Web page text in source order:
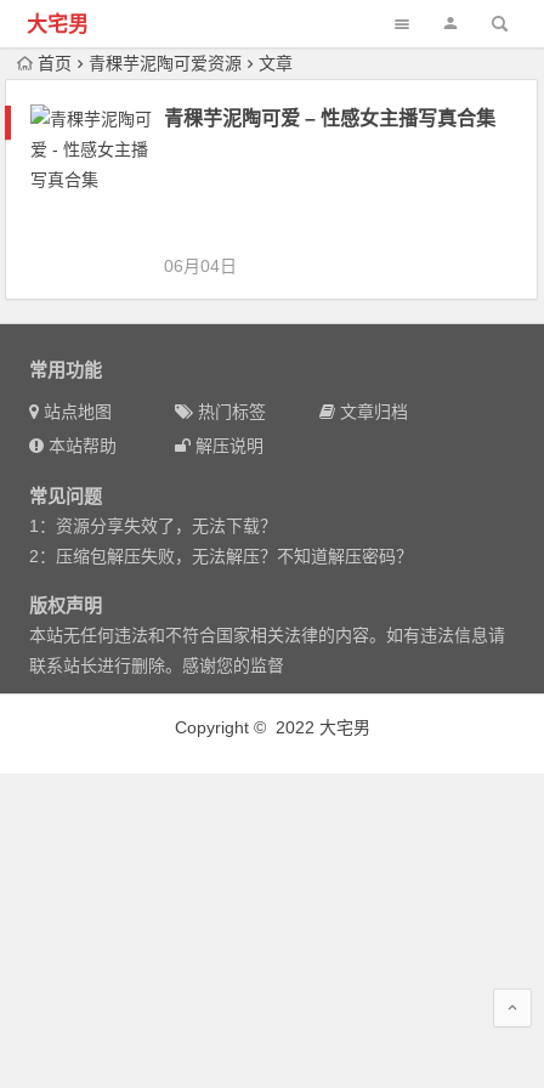
大宅男
首页 青稞芋泥陶可爱资源 文章
青稞芋泥陶可爱 – 性感女主播写真合集
06月04日
常用功能
站点地图 热门标签
文章归档
本站帮助
解压说明
常见问题
1：资源分享失效了，无法下载？
2：压缩包解压失败，无法解压？不知道解压密码？
版权声明
本站无任何违法和不符合国家相关法律的内容。如有违法信息请
联系站长进行删除。感谢您的监督
Copyright © 2022 大宅男